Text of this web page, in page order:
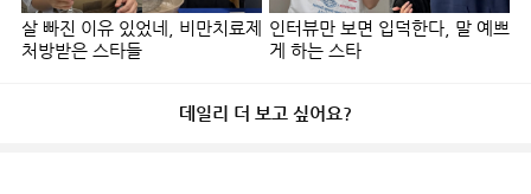
살 빠진 이유 있었네, 비만치료제
처방받은 스타들
인터뷰만 보면 입덕한다, 말 예쁘
게 하는 스타
데일리 더 보고 싶어요?